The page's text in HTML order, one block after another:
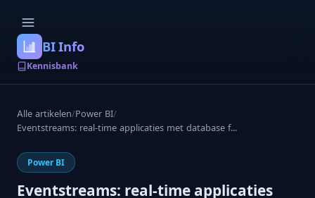
BI Info
Kennisbank
Alle artikelen/Power BI/
Eventstreams: real-time applicaties met database f...
Power BI
Eventstreams: real-time applicaties